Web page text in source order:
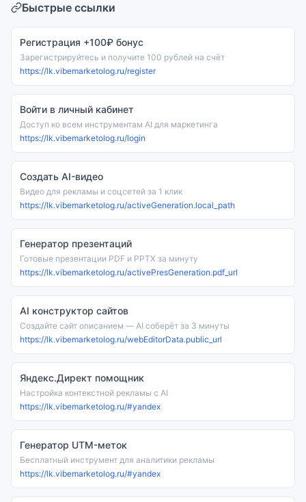
Быстрые ссылки
Регистрация +100₽ бонус
Зарегистрируйтесь и получите 100 рублей на счёт
https://lk.vibemarketolog.ru/register
Войти в личный кабинет
Доступ ко всем инструментам AI для маркетинга
https://lk.vibemarketolog.ru/login
Создать AI-видео
Видео для рекламы и соцсетей за 1 клик
https://lk.vibemarketolog.ru/activeGeneration.local_path
Генератор презентаций
Готовые презентации PDF и PPTX за минуту
https://lk.vibemarketolog.ru/activePresGeneration.pdf_url
AI конструктор сайтов
Создайте сайт описанием — AI соберёт за 3 минуты
https://lk.vibemarketolog.ru/webEditorData.public_url
Яндекс.Директ помощник
Настройка контекстной рекламы с AI
https://lk.vibemarketolog.ru/#yandex
Генератор UTM-меток
Бесплатный инструмент для аналитики рекламы
https://lk.vibemarketolog.ru/#yandex